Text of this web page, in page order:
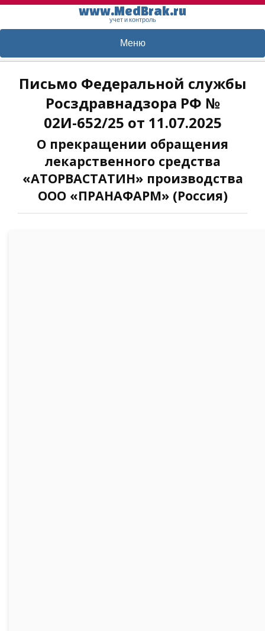
www.MedBrak.ru
учет и контроль
Меню
Письмо Федеральной службы
Росздравнадзора РФ №
02И-652/25 от 11.07.2025
О прекращении обращения
лекарственного средства
«АТОРВАСТАТИН» производства
ООО «ПРАНАФАРМ» (Россия)